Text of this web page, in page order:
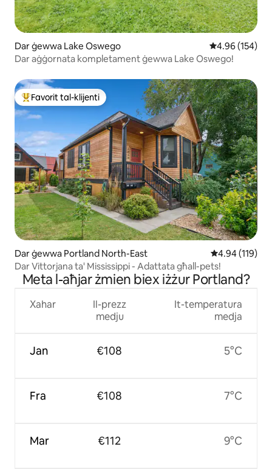
Dar ġewwa Lake Oswego Rating medju
4.96 (154)
Dar aġġornata kompletament ġewwa Lake Oswego!
Wieħed mill-aqwa favoriti tal-klijenti
Favorit tal-klijenti
Dar ġewwa Portland North-East Rating medju
4.94 (119)
Dar Vittorjana ta' Mississippi - Adattata għall-pets!
Meta l-aħjar żmien biex iżżur Portland?
Xahar
Jan
Fra
Mar
Il-prezz
medju
€108
€108
€112
It-temperatura
medja
5°C
7°C
9°C